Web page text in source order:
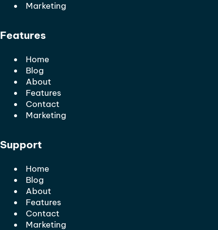
Marketing
Features
Home
Blog
About
Features
Contact
Marketing
Support
Home
Blog
About
Features
Contact
Marketing